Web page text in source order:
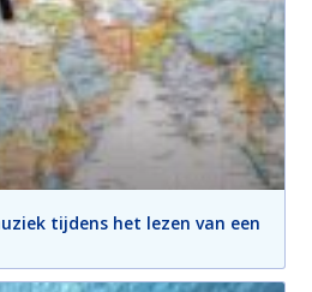
tijdens het lezen van een